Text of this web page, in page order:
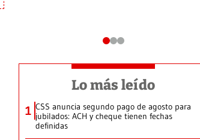
Lo más leído
1 CSS anuncia segundo pago de agosto para
jubilados: ACH y cheque tienen fechas
definidas